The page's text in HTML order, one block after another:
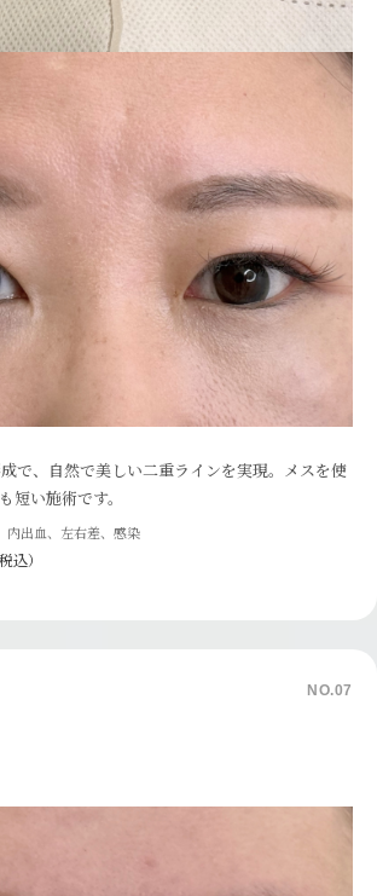
で、自然で美しい二重ラインを実現。メスを使
短い施術です。
内出血、左右差、感染
込）
NO.07